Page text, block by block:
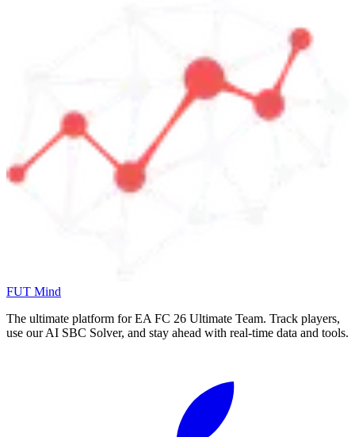
FUT Mind
The ultimate platform for EA FC 26 Ultimate Team. Track players,
use our AI SBC Solver, and stay ahead with real-time data and tools.